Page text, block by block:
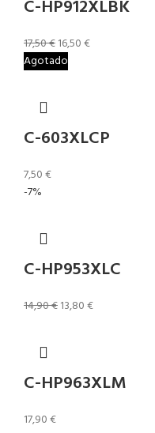
C-HP912XLBK
17,50€16,50€
Agotado
C-603XLCP
7,50€
-7%
C-HP953XLC
14,90€13,80€
C-HP963XLM
17,90€